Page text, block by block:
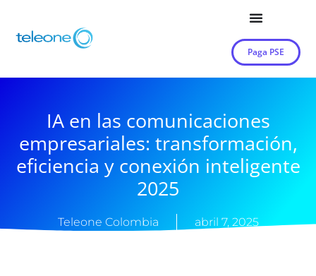
Paga PSE
IA en las comunicaciones
empresariales: transformación,
eficiencia y conexión inteligente
2025
Teleone Colombia abril 7, 2025